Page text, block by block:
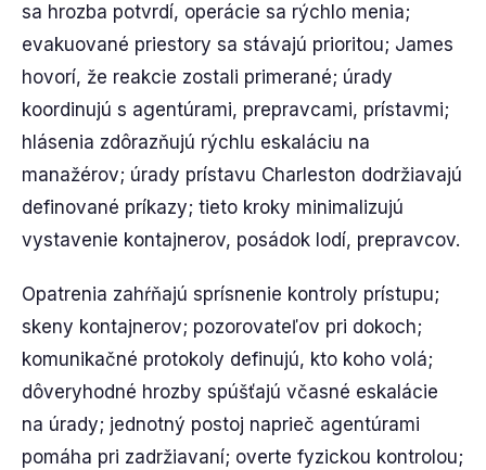
sa hrozba potvrdí, operácie sa rýchlo menia;
evakuované priestory sa stávajú prioritou; James
hovorí, že reakcie zostali primerané; úrady
koordinujú s agentúrami, prepravcami, prístavmi;
hlásenia zdôrazňujú rýchlu eskaláciu na
manažérov; úrady prístavu Charleston dodržiavajú
definované príkazy; tieto kroky minimalizujú
vystavenie kontajnerov, posádok lodí, prepravcov.
Opatrenia zahŕňajú sprísnenie kontroly prístupu;
skeny kontajnerov; pozorovateľov pri dokoch;
komunikačné protokoly definujú, kto koho volá;
dôveryhodné hrozby spúšťajú včasné eskalácie
na úrady; jednotný postoj naprieč agentúrami
pomáha pri zadržiavaní; overte fyzickou kontrolou;